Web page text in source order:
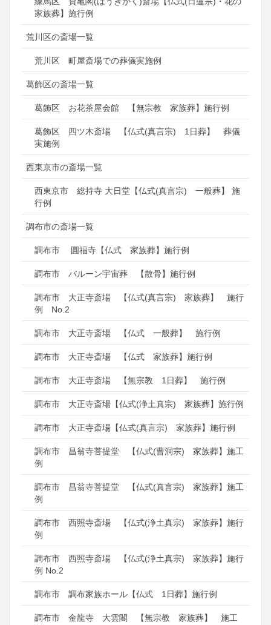
家族葬】施行例
荒川区の斎場一覧
荒川区 町屋斎場での葬儀実施例
葛飾区の斎場一覧
葛飾区 お花茶屋会館 【無宗教 家族葬】施行例
葛飾区 四ツ木斎場 【仏式(真言宗) 1日葬】 葬儀
実施例
西東京市の斎場一覧
西東京市 総持寺 大日堂【仏式(真言宗) 一般葬】 施
行例
調布市の斎場一覧
調布市 圓福寺【仏式 家族葬】施行例
調布市 バルーン宇宙葬 【散骨】施行例
調布市 大正寺斎場 【仏式(真言宗) 家族葬】 施行
例 No.2
調布市 大正寺斎場 【仏式 一般葬】 施行例
調布市 大正寺斎場 【仏式 家族葬】施行例
調布市 大正寺斎場 【無宗教 1日葬】 施行例
調布市 大正寺斎場【仏式(浄土真宗) 家族葬】施行例
調布市 大正寺斎場【仏式(真言宗) 家族葬】施行例
調布市 昌翁寺菩提堂 【仏式(曹洞宗) 家族葬】施工
例
調布市 昌翁寺菩提堂 【仏式(真言宗) 家族葬】施工
例
調布市 西照寺斎場 【仏式(浄土真宗) 家族葬】施行
例
調布市 西照寺斎場 【仏式(浄土真宗) 家族葬】施行
例 No.2
調布市 調布家族ホール【仏式 1日葬】施行例
調布市 金龍寺 大雲閣 【無宗教 家族葬】 施工